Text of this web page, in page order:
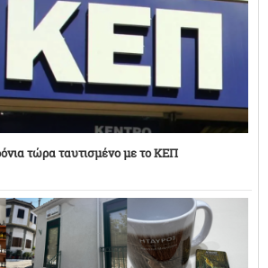
τώρα ταυτισμένο με το ΚΕΠ